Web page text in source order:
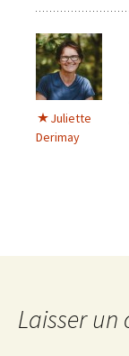
Juliette
Derimay
Laisser